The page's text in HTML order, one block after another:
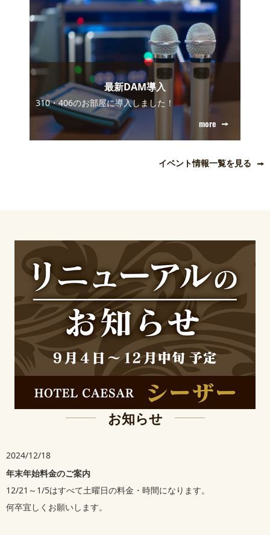
最新DAM導入
310・406のお部屋に導入しました！
more
イベント情報一覧を見る
お知らせ
2024/12/18
年末年始料金のご案内
12/21～1/5はすべて土曜日の料金・時間になります。
何卒宜しくお願いします。